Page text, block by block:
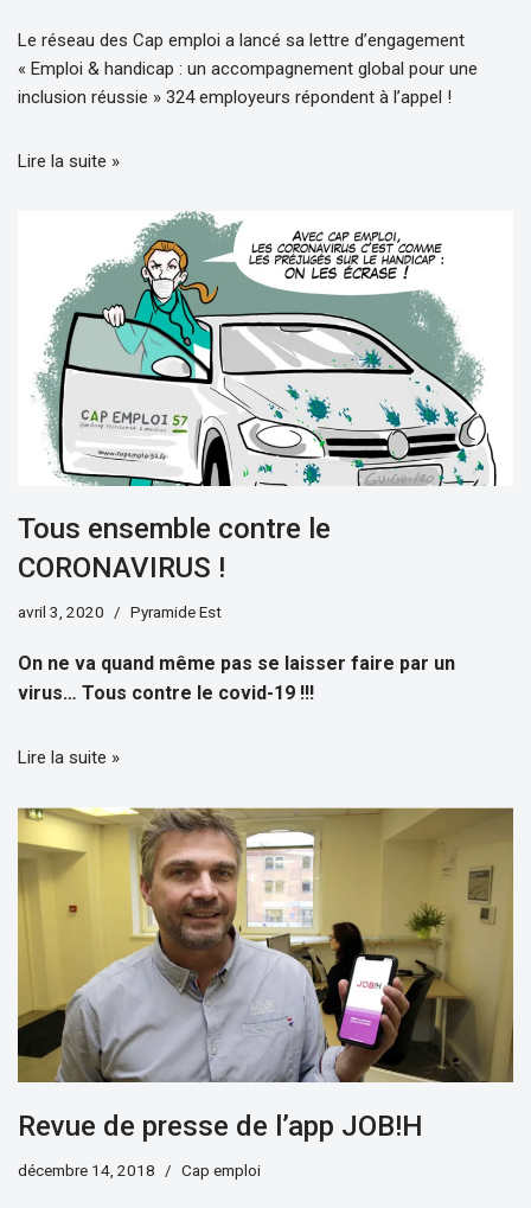
Le réseau des Cap emploi a lancé sa lettre d’engagement
« Emploi & handicap : un accompagnement global pour une
inclusion réussie » 324 employeurs répondent à l’appel !
Lire la suite »
Tous ensemble contre le
CORONAVIRUS !
avril 3, 2020 Pyramide Est
On ne va quand même pas se laisser faire par un
virus… Tous contre le covid-19 !!!
Lire la suite »
Revue de presse de l’app JOB!H
décembre 14, 2018 Cap emploi